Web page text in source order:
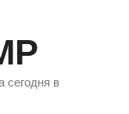
сегодня в